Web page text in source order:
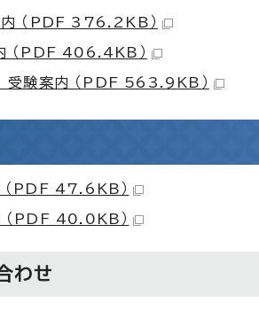
（PDF 376.2KB）
（PDF 406.4KB）
受験案内 （PDF 563.9KB）
PDF 47.6KB）
PDF 40.0KB）
わせ